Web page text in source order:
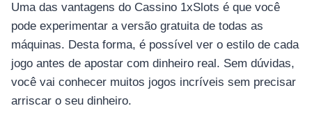
Uma das vantagens do Cassino 1xSlots é que você
pode experimentar a versão gratuita de todas as
máquinas. Desta forma, é possível ver o estilo de cada
jogo antes de apostar com dinheiro real. Sem dúvidas,
você vai conhecer muitos jogos incríveis sem precisar
arriscar o seu dinheiro.